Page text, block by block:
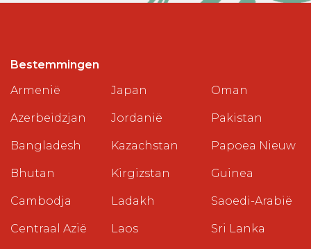
Bestemmingen
Armenië
Azerbeidzjan
Bangladesh
Bhutan
Cambodja
Centraal Azië
Japan
Jordanië
Kazachstan
Kirgizstan
Ladakh
Laos
Oman
Pakistan
Papoea Nieuw
Guinea
Saoedi-Arabië
Sri Lanka